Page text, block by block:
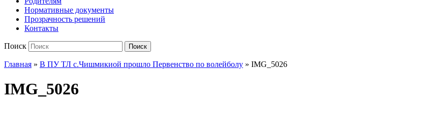
Нормативные документы
Прозрачность решений
Контакты
Поиск Поиск
Главная » В ПУ ТЛ с.Чишмикиой прошло Первенство по волейболу » IMG_5026
IMG_5026